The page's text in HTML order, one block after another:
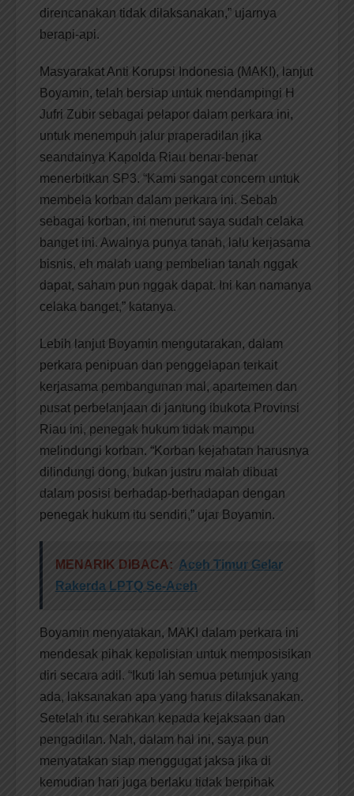
direncanakan tidak dilaksanakan,” ujarnya
berapi-api.
Masyarakat Anti Korupsi Indonesia (MAKI), lanjut
Boyamin, telah bersiap untuk mendampingi H
Jufri Zubir sebagai pelapor dalam perkara ini,
untuk menempuh jalur praperadilan jika
seandainya Kapolda Riau benar-benar
menerbitkan SP3. “Kami sangat concern untuk
membela korban dalam perkara ini. Sebab
sebagai korban, ini menurut saya sudah celaka
banget ini. Awalnya punya tanah, lalu kerjasama
bisnis, eh malah uang pembelian tanah nggak
dapat, saham pun nggak dapat. Ini kan namanya
celaka banget,” katanya.
Lebih lanjut Boyamin mengutarakan, dalam
perkara penipuan dan penggelapan terkait
kerjasama pembangunan mal, apartemen dan
pusat perbelanjaan di jantung ibukota Provinsi
Riau ini, penegak hukum tidak mampu
melindungi korban. “Korban kejahatan harusnya
dilindungi dong, bukan justru malah dibuat
dalam posisi berhadap-berhadapan dengan
penegak hukum itu sendiri,” ujar Boyamin.
MENARIK DIBACA: Aceh Timur Gelar
Rakerda LPTQ Se-Aceh
Boyamin menyatakan, MAKI dalam perkara ini
mendesak pihak kepolisian untuk memposisikan
diri secara adil. “Ikuti lah semua petunjuk yang
ada, laksanakan apa yang harus dilaksanakan.
Setelah itu serahkan kepada kejaksaan dan
pengadilan. Nah, dalam hal ini, saya pun
menyatakan siap menggugat jaksa jika di
kemudian hari juga berlaku tidak berpihak